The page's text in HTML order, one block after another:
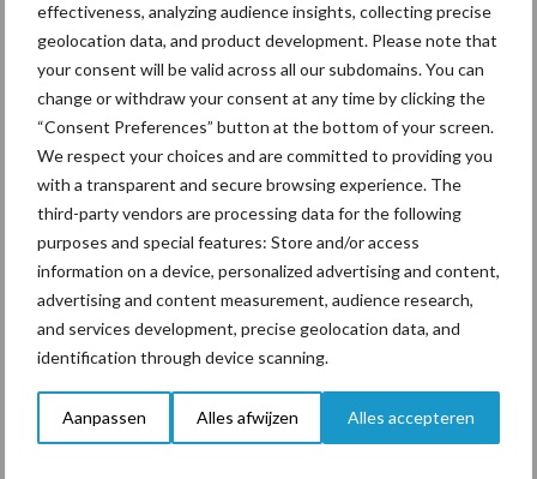
effectiveness, analyzing audience insights, collecting precise
geolocation data, and product development. Please note that
your consent will be valid across all our subdomains. You can
change or withdraw your consent at any time by clicking the
“Consent Preferences” button at the bottom of your screen.
We respect your choices and are committed to providing you
with a transparent and secure browsing experience. The
third-party vendors are processing data for the following
purposes and special features: Store and/or access
information on a device, personalized advertising and content,
advertising and content measurement, audience research,
and services development, precise geolocation data, and
identification through device scanning.
Aanpassen Alles afwijzen Alles accepteren
Lees hier meer over het 1e kwartaalbericht Zuivel van de
Rabobank
Aanbevolen voor jou!
Grondstoffenmarkt blijft
grillig: droogte en
geopolitiek houden handel
in de greep
De speenhuid: een vaak
onderschatte risicofactor
voor mastitis